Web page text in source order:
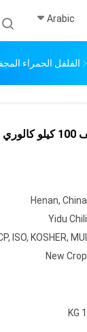
Arabic
الفلفل الحمراء المجفف 100 كيلو كالوري / 100 غرام طعم حار
Henan, China
Yidu Chili
ISO, KOSHER, MUI
New Crop
1 KG